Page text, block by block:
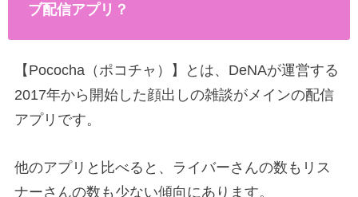
ブ配信アプリ？
【Pococha（ポコチャ）】とは、DeNAが運営する
2017年から開始した顔出しの雑談がメインの配信
アプリです。
他のアプリと比べると、ライバーさんの数もリス
ナーさんの数も少ない傾向にあります。